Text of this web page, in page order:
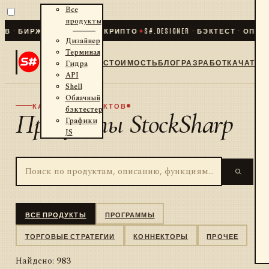
· БРОКЕРЫ · КРИПТО✦S#.DESIGNER · БЭКТЕСТ ·
Все
продукты
Дизайнер
Терминал
Гидра
API
Shell
Облачный
бэктестер
Графики
JS
СТОИМОСТЬБЛОГРАЗРАБОТКАЧАТ
КАТАЛОГ ПРОДУКТОВ
Продукты StockSharp
ВСЕ ПРОДУКТЫ ПРОГРАММЫ
ТОРГОВЫЕ СТРАТЕГИИ КОННЕКТОРЫ ПРОЧЕЕ
Найдено: 983